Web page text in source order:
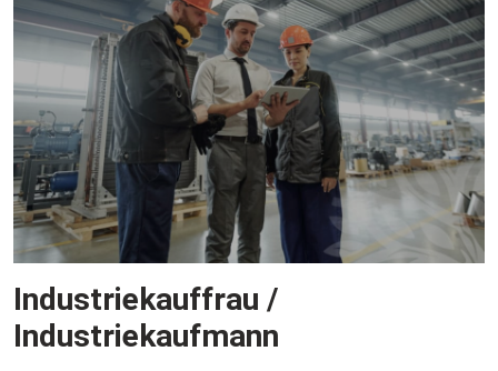
Industriekauffrau /
Industriekaufmann